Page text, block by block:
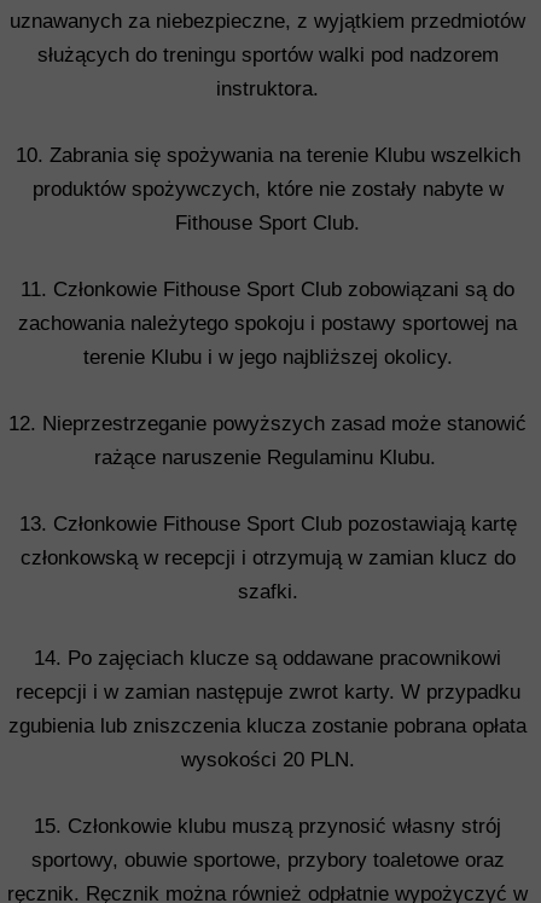
uznawanych za niebezpieczne, z wyjątkiem przedmiotów
służących do treningu sportów walki pod nadzorem
instruktora.
10. Zabrania się spożywania na terenie Klubu wszelkich
produktów spożywczych, które nie zostały nabyte w
Fithouse Sport Club.
11. Członkowie Fithouse Sport Club zobowiązani są do
zachowania należytego spokoju i postawy sportowej na
terenie Klubu i w jego najbliższej okolicy.
12. Nieprzestrzeganie powyższych zasad może stanowić
rażące naruszenie Regulaminu Klubu.
13. Członkowie Fithouse Sport Club pozostawiają kartę
członkowską w recepcji i otrzymują w zamian klucz do
szafki.
14. Po zajęciach klucze są oddawane pracownikowi
recepcji i w zamian następuje zwrot karty. W przypadku
zgubienia lub zniszczenia klucza zostanie pobrana opłata
wysokości 20 PLN.
15. Członkowie klubu muszą przynosić własny strój
sportowy, obuwie sportowe, przybory toaletowe oraz
ręcznik. Ręcznik można również odpłatnie wypożyczyć w